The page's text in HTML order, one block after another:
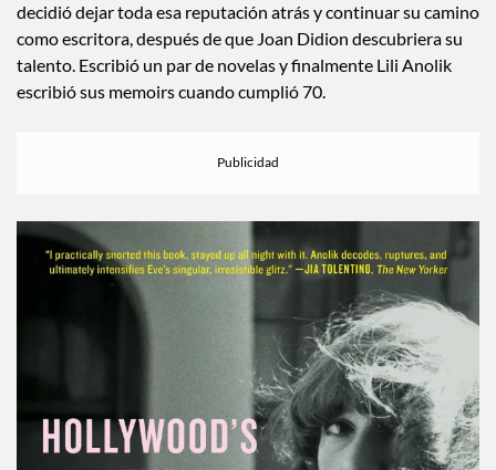
decidió dejar toda esa reputación atrás y continuar su camino
como escritora, después de que Joan Didion descubriera su
talento. Escribió un par de novelas y finalmente Lili Anolik
escribió sus memoirs cuando cumplió 70.